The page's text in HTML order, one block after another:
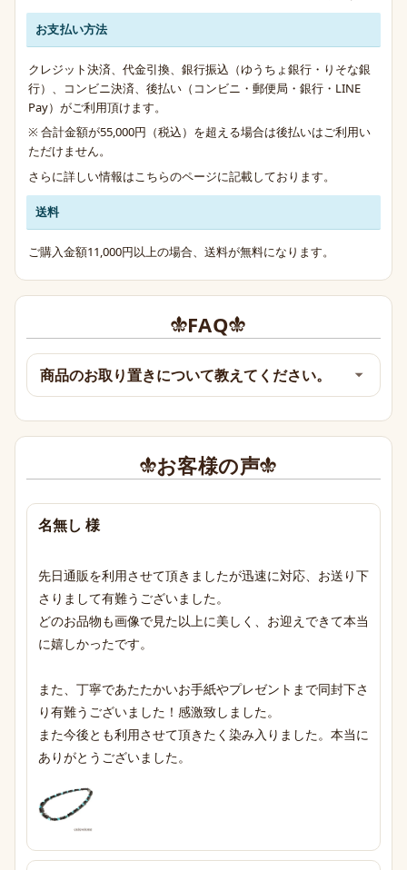
お支払い方法
クレジット決済、代金引換、銀行振込（ゆうちょ銀行・りそな銀
行）、コンビニ決済、後払い（コンビニ・郵便局・銀行・LINE
Pay）がご利用頂けます。
※ 合計金額が55,000円（税込）を超える場合は後払いはご利用い
ただけません。
さらに詳しい情報は こちらのページに記載しております。
送料
ご購入金額11,000円以上の場合、送料が無料になります。
FAQ
商品のお取り置きについて教えてください。
お客様の声
名無し 様
先日通販を利用させて頂きましたが迅速に対応、お送り下
さりまして有難うございました。
どのお品物も画像で見た以上に美しく、お迎えできて本当
に嬉しかったです。
また、丁寧であたたかいお手紙やプレゼントまで同封下さ
り有難うございました！感激致しました。
また今後とも利用させて頂きたく染み入りました。本当に
ありがとうございました。